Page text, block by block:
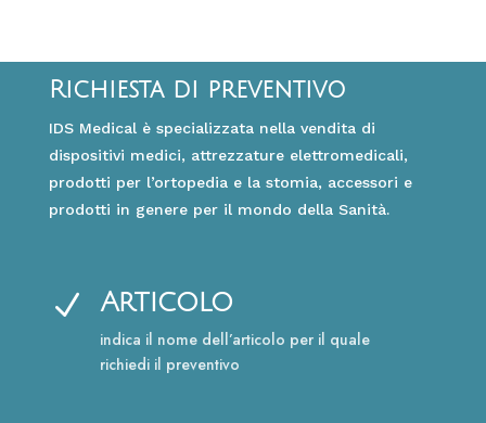
Richiesta di preventivo
IDS Medical è specializzata nella vendita di
dispositivi medici, attrezzature elettromedicali,
prodotti per l’ortopedia e la stomia, accessori e
prodotti in genere per il mondo della Sanità.
N Articolo
indica il nome dell’articolo per il quale
richiedi il preventivo